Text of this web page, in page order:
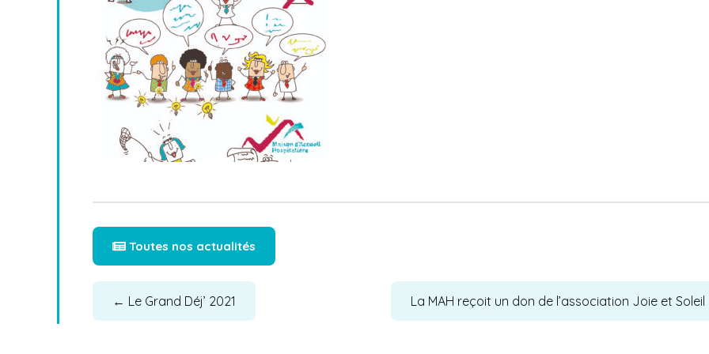
Toutes nos actualités
← Le Grand Déj’ 2021 La MAH reçoit un don de l’association Joie et Soleil